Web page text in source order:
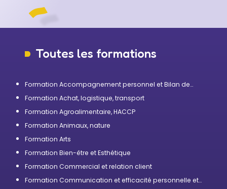
Toutes les formations
Formation Accompagnement personnel et Bilan de
Formation Achat, logistique, transport
Formation Agroalimentaire, HACCP
Formation Animaux, nature
Formation Arts
Formation Bien-être et Esthétique
Formation Commercial et relation client
Formation Communication et efficacité personnelle et